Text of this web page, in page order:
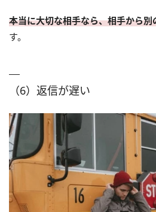
本当に大切な相手なら、相手から
す。
（6）返信が遅い